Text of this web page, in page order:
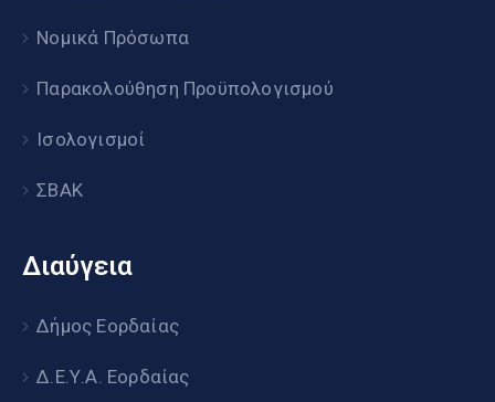
Νομικά Πρόσωπα
Παρακολούθηση Προϋπολογισμού
Ισολογισμοί
ΣΒΑΚ
Διαύγεια
Δήμος Εορδαίας
Δ.Ε.Υ.Α. Εορδαίας